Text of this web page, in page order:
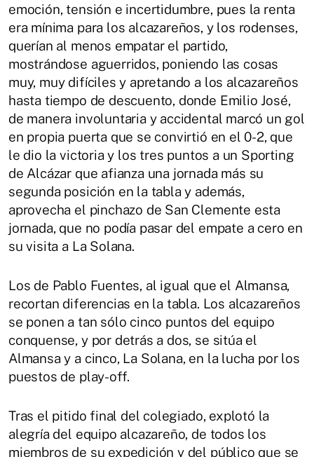
emoción, tensión e incertidumbre, pues la renta
era mínima para los alcazareños, y los rodenses,
querían al menos empatar el partido,
mostrándose aguerridos, poniendo las cosas
muy, muy difíciles y apretando a los alcazareños
hasta tiempo de descuento, donde Emilio José,
de manera involuntaria y accidental marcó un gol
en propia puerta que se convirtió en el 0-2, que
le dio la victoria y los tres puntos a un Sporting
de Alcázar que afianza una jornada más su
segunda posición en la tabla y además,
aprovecha el pinchazo de San Clemente esta
jornada, que no podía pasar del empate a cero en
su visita a La Solana.
Los de Pablo Fuentes, al igual que el Almansa,
recortan diferencias en la tabla. Los alcazareños
se ponen a tan sólo cinco puntos del equipo
conquense, y por detrás a dos, se sitúa el
Almansa y a cinco, La Solana, en la lucha por los
puestos de play-off.
Tras el pitido final del colegiado, explotó la
alegría del equipo alcazareño, de todos los
miembros de su expedición y del público que se